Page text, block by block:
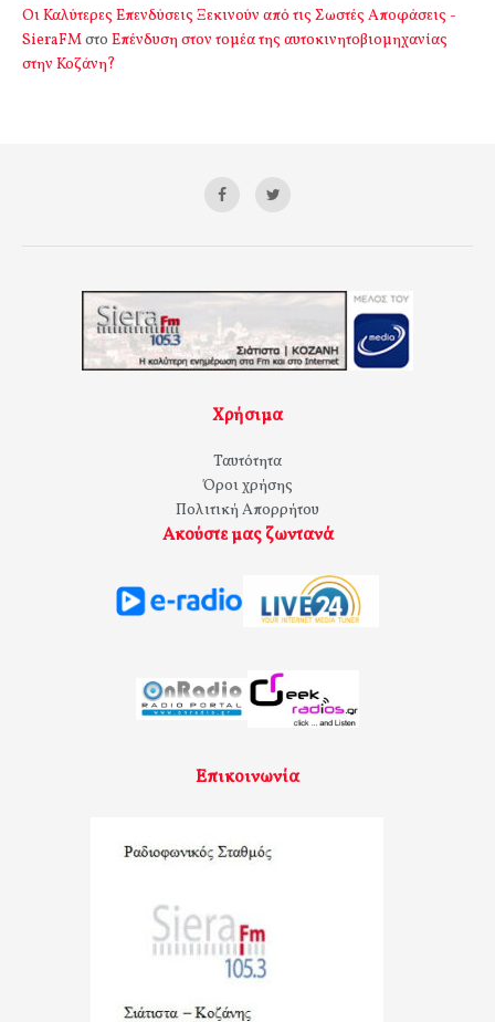
Οι Καλύτερες Επενδύσεις Ξεκινούν από τις Σωστές Αποφάσεις -
SieraFMστο Επένδυση στον τομέα της αυτοκινητοβιομηχανίας
στην Κοζάνη?
Χρήσιμα
Ταυτότητα
Όροι χρήσης
Πολιτική Απορρήτου
Ακούστε μας ζωντανά
Επικοινωνία